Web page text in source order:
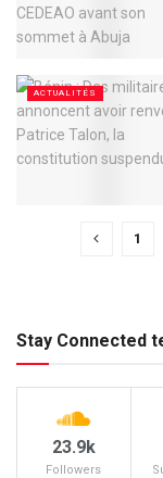
ACTUALITÉS
1
Stay Connected
23.9k
Followers